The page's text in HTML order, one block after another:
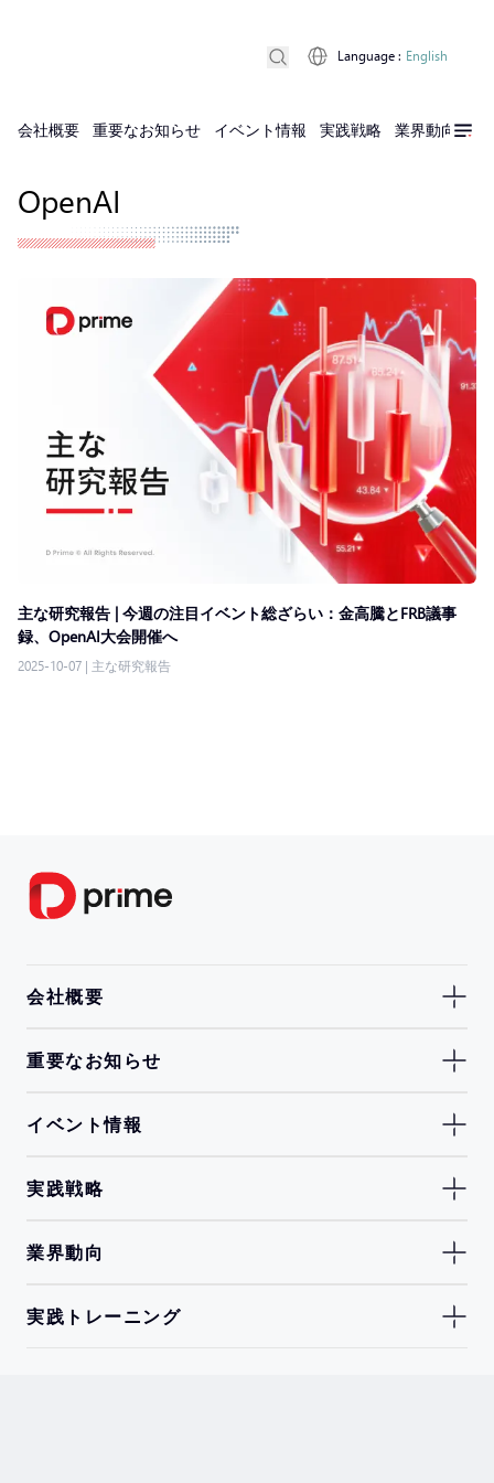
会社概要 重要なお知らせ イベント情報 実践戦略 業界動向 実
Language : English
OpenAI
主な研究報告 | 今週の注目イベント総ざらい：金高騰とFRB議事
録、OpenAI大会開催へ
2025-10-07 | 主な研究報告
会社概要
重要なお知らせ
イベント情報
実践戦略
業界動向
実践トレーニング